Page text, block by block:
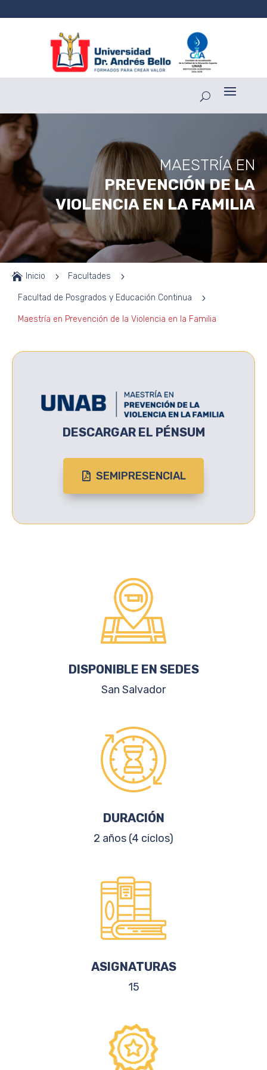
MAESTRÍA EN
PREVENCIÓN DE LA
VIOLENCIA EN LA FAMILIA
 Inicio 5 Facultades 5
Facultad de Posgrados y Educación Continua 5
Maestría en Prevención de la Violencia en la Familia
DESCARGAR EL PÉNSUM
SEMIPRESENCIAL
DISPONIBLE EN SEDES
San Salvador
DURACIÓN
2 años (4 ciclos)
ASIGNATURAS
15